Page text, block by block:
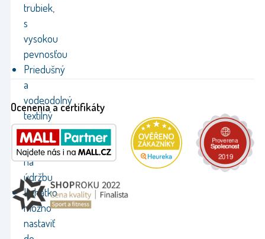
trubiek,
s
vysokou
pevnosťou
Priedušný
a
vodeodolný
textilný
poťah,
nenáročný
na
údržbu
Lehátko
možno
nastaviť
Ocenenia a certifikáty